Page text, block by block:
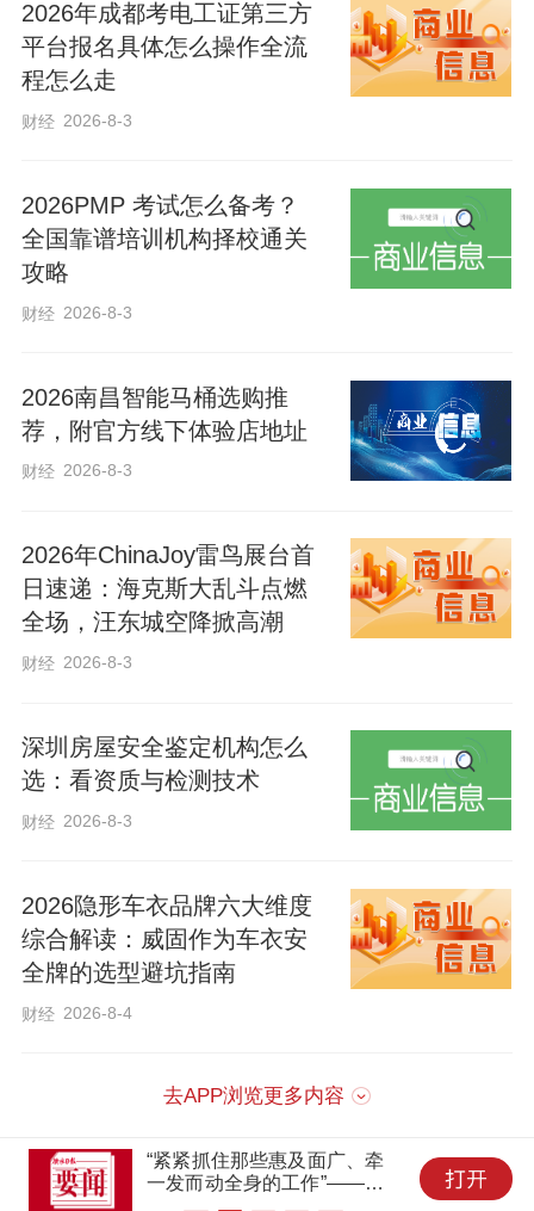
贯彻习近平总书记重要讲话精神，深刻认
识实行人民代表大会制度的历史必然和显
著政治优势，准确把握党中央关于坚持
重大部署，进一步坚定道路自信、理论自
信、制度自信、文化自信，积极发展全过
程人民民主，不断开创我省人大工作新局
面。
倪岳峰指出，70年来，人民代表大会制度
深深扎根燕赵大地，走过了不平凡的历
程。特别是党的十八大以来，在以习近平
大工作与时俱进，在推动经济社会发展中
发挥了重要作用。要认真总结人民代表大
会制度在河北的实践成果，稳中求进推动
人大工作高质量发展，在推进中国式现代
宪法法律，大力弘扬宪法精神，坚决维护
国家法制统一、尊严、权威。要切实提高
立法质量，抓好京津冀协同发展、雄安新
做好立改废释工作，以良法促进发展、保
障善治。要加强和改进监督工作，健全人
大对“一府一委两院”监督制度，提升联动监
群众渠道，加强代表能力建设，当好党和
国家联系人民群众的桥梁。要坚持按照“四
个机关”要求加强各级人大建设，着力锻造
2026年成都考电工证第三方
平台报名具体怎么操作全流
程怎么走
财经 2026-8-3
2026PMP 考试怎么备考？
全国靠谱培训机构择校通关
攻略
财经 2026-8-3
2026南昌智能马桶选购推
荐，附官方线下体验店地址
财经 2026-8-3
2026年ChinaJoy雷鸟展台首
日速递：海克斯大乱斗点燃
全场，汪东城空降掀高潮
财经 2026-8-3
深圳房屋安全鉴定机构怎么
选：看资质与检测技术
财经 2026-8-3
2026隐形车衣品牌六大维度
综合解读：威固作为车衣安
全牌的选型避坑指南
财经 2026-8-4
去APP浏览更多内容
“紧紧抓住那些惠及面广、牵
一发而动全身的工作”——突
出重点推进健康中国建设观察